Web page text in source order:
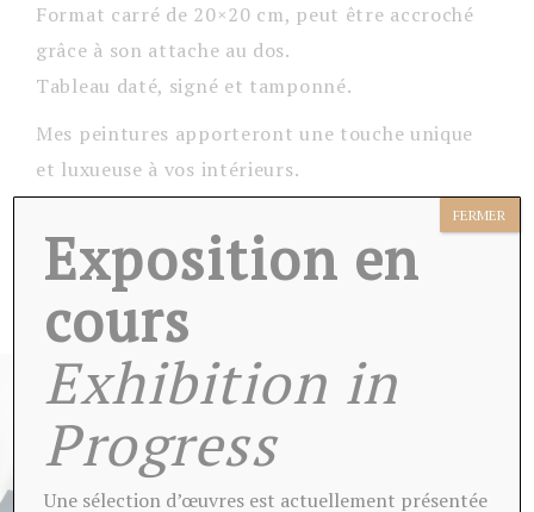
Format carré de 20×20 cm, peut être accroché
grâce à son attache au dos.
Tableau daté, signé et tamponné.
Mes peintures apporteront une touche unique
et luxueuse à vos intérieurs.
emballé soigneusement.
Exposition en
cours
Exhibition in
Progress
Une sélection d’œuvres est actuellement présentée
FERMER